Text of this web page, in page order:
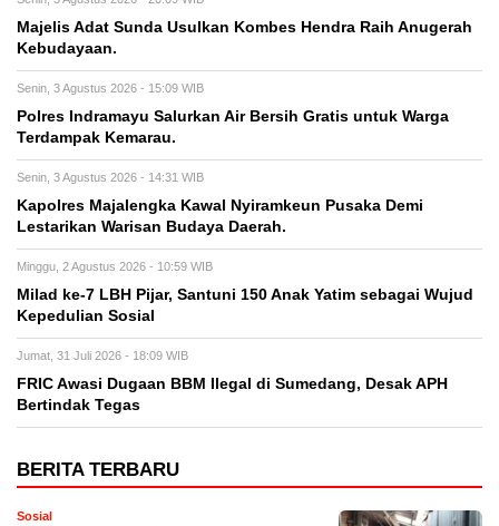
Majelis Adat Sunda Usulkan Kombes Hendra Raih Anugerah
Kebudayaan.
Senin, 3 Agustus 2026 - 15:09 WIB
Polres Indramayu Salurkan Air Bersih Gratis untuk Warga
Terdampak Kemarau.
Senin, 3 Agustus 2026 - 14:31 WIB
Kapolres Majalengka Kawal Nyiramkeun Pusaka Demi
Lestarikan Warisan Budaya Daerah.
Minggu, 2 Agustus 2026 - 10:59 WIB
Milad ke-7 LBH Pijar, Santuni 150 Anak Yatim sebagai Wujud
Kepedulian Sosial
Jumat, 31 Juli 2026 - 18:09 WIB
FRIC Awasi Dugaan BBM Ilegal di Sumedang, Desak APH
Bertindak Tegas
BERITA TERBARU
Sosial